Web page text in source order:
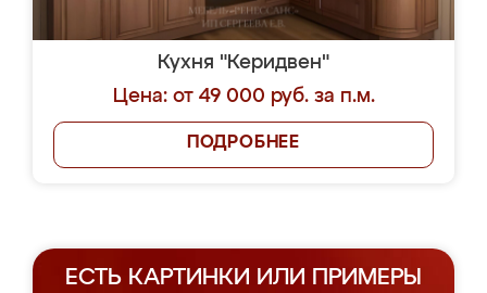
Кухня "Керидвен"
Цена: от 49 000 руб. за п.м.
ПОДРОБНЕЕ
ЕСТЬ КАРТИНКИ ИЛИ ПРИМЕРЫ